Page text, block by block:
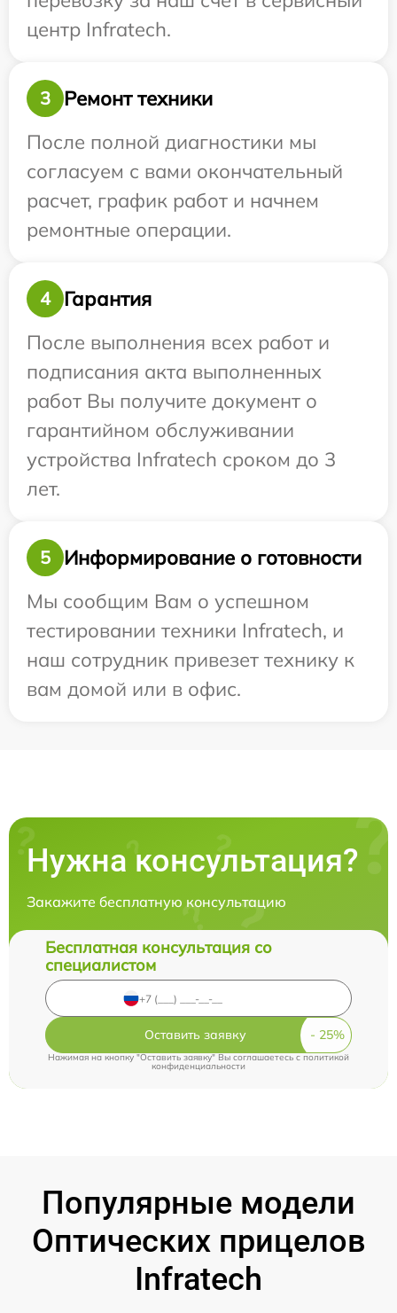
центр Infratech.
3
Ремонт техники
После полной диагностики мы
согласуем с вами окончательный
расчет, график работ и начнем
ремонтные операции.
4
Гарантия
После выполнения всех работ и
подписания акта выполненных
работ Вы получите документ о
гарантийном обслуживании
устройства Infratech сроком до 3
лет.
5
Информирование о готовности
Мы сообщим Вам о успешном
тестировании техники Infratech, и
наш сотрудник привезет технику к
вам домой или в офис.
Нужна консультация?
Закажите бесплатную консультацию
Бесплатная консультация со
специалистом
Оставить заявку
Нажимая на кнопку "Оставить заявку" Вы соглашаетесь c политикой
конфиденциальности
Популярные модели
Оптических прицелов
Infratech